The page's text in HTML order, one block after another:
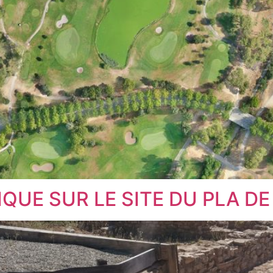
SUR LE SITE DU PLA